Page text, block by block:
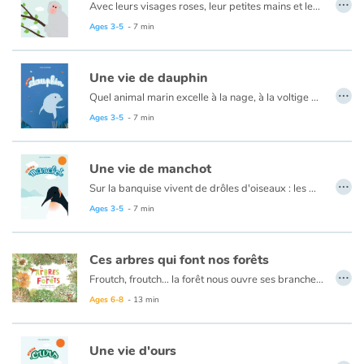
Catalogue anglais
Contraste +
Help
Home
Family
Schools
Libraries
Videos & Tutorials
Avec leurs visages roses, leur petites mains et leurs petits pieds, les macaques sont des primates curieux et pleins de vitalité ! Ils sautent de branches en branches, poussent des cris étranges, se chamaillent, se réconcilient… à grands renforts de papouilles et de câlins ! Leur plus grande force ? La solidarité ! Ils vivent en groupes. Soudés les uns aux autres, ils font face aux dangers sous le regard de leur chef. Les femelles s’épaulent, veillent sur les petits de la communauté… Malins, ils utilisent leurs joues pour emmagasiner leur nourriture, puis s’en vont plus loin, au calme pour manger tranquillement. Un album alliant douceur et connaissances scientifiques !
Ages 3-5 - 7 min
Une vie de dauphin
Quel animal marin excelle à la nage, à la voltige et fait craquer tout le monde ? C’est le dauphin bien sûr! Yeux pétillants, sourires farceurs et amis des hommes, les dauphins sont aussi les rois de la solidarité ! Ils n’aiment pas la solitude. Chasser, élever les petits, remonter à la surface pour reprendre leur respiration… tout se fait en groupe. Et face au danger, l’union fait la force: les prédateurs n’ont qu’à bien se tenir, la communauté est bien soudée ! Clic clic clic, clac, clac, clac… Ce sont aussi de grands bavards. Si leur langage est encore un mystère pour nous, petit dauphin, lui, apprendra vite à reconnaître la voix de sa maman. Plongez au cœur de la vie secrète des dauphins !
Ages 3-5 - 7 min
…
Une vie de manchot
Sur la banquise vivent de drôles d'oiseaux : les manchots. S'ils ne savent pas voler, ce sont d'excellents nageurs !
Une fois par an, les manchots s'enfoncent dans les terres, en cadence et à la queue leu leu… mais où vont-ils ? C'est l'heure de leur rendez-vous galant ! Ils vont s'accoupler et donner naissance à la prochaine génération.
Ages 3-5 - 7 min
…
Ces arbres qui font nos forêts
Froutch, froutch… la forêt nous ouvre ses branches ! Comme au cours d'une promenade, cet album invite à prendre son temps, à observer tout ce qui se passe autour de nous. Dans la forêt, qu'elle soit tropicale, humide ou encore tempérée, la vie fourmille : il y a tant à découvrir !
Ages 6-8 - 13 min
…
Une vie d'ours